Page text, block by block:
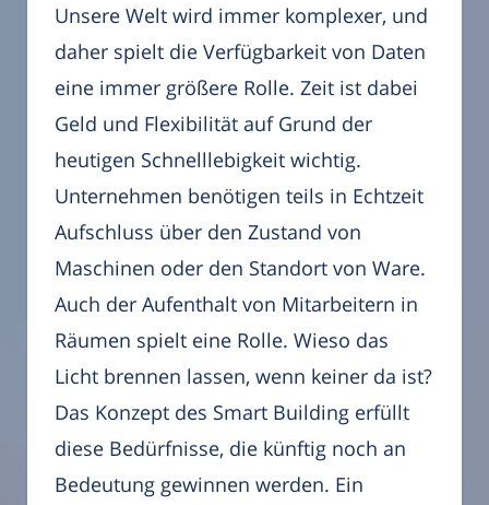
Unsere Welt wird immer komplexer, und
daher spielt die Verfügbarkeit von Daten
eine immer größere Rolle. Zeit ist dabei
Geld und Flexibilität auf Grund der
heutigen Schnelllebigkeit wichtig.
Unternehmen benötigen teils in Echtzeit
Aufschluss über den Zustand von
Maschinen oder den Standort von Ware.
Auch der Aufenthalt von Mitarbeitern in
Räumen spielt eine Rolle. Wieso das
Licht brennen lassen, wenn keiner da ist?
Das Konzept des Smart Building erfüllt
diese Bedürfnisse, die künftig noch an
Bedeutung gewinnen werden. Ein